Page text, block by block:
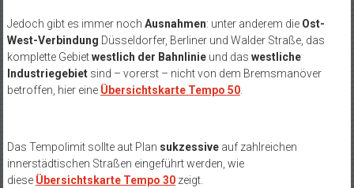
Jedoch gibt es immer noch Ausnahmen: unter anderem die Ost-
West-Verbindung Düsseldorfer, Berliner und Walder Straße, das
komplette Gebietwestlich der Bahnlinie und das westliche
Industriegebietsind – vorerst – nicht von dem Bremsmanöver
betroffen, hier eine Übersichtskarte Tempo 50.
Das Tempolimit sollte aut Plan sukzessiveauf zahlreichen
innerstädtischen Straßen eingeführt werden, wie
diese Übersichtskarte Tempo 30 zeigt.